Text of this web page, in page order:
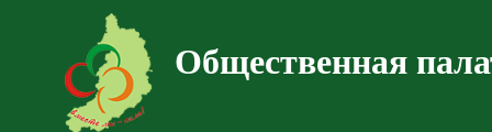
Общественная